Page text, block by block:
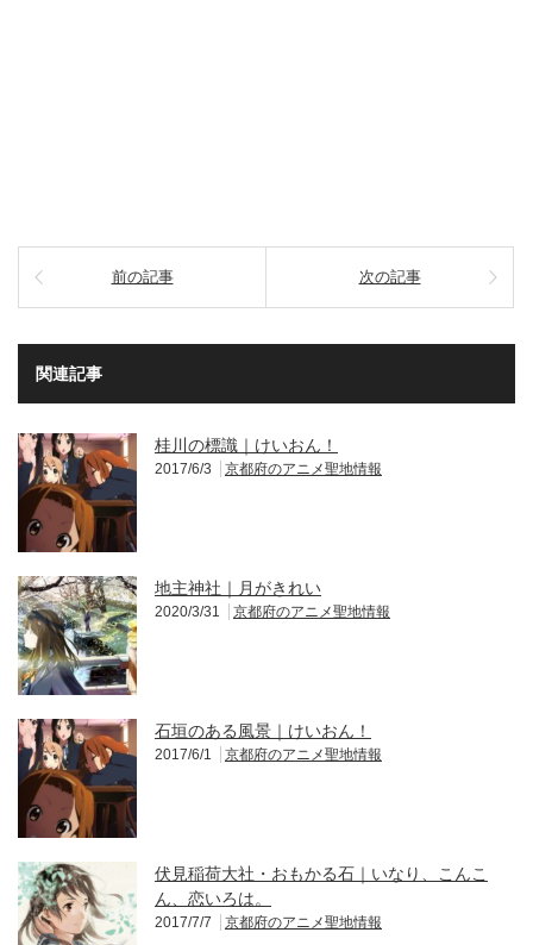
前の記事 次の記事
関連記事
桂川の標識｜けいおん！
2017/6/3 京都府のアニメ聖地情報
地主神社｜月がきれい
2020/3/31 京都府のアニメ聖地情報
石垣のある風景｜けいおん！
2017/6/1 京都府のアニメ聖地情報
伏見稲荷大社・おもかる石｜いなり、こんこ
ん、恋いろは。
2017/7/7 京都府のアニメ聖地情報